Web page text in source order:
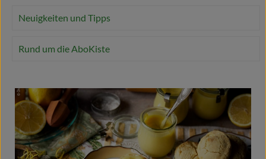
Kosmetik & Drogerie
Angebote & Neues
Wir empfehlen
Neuigkeiten und Tipps
Rund um die AboKiste